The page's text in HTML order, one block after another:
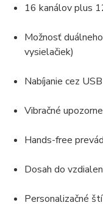
16 kanálov plus
Možnosť
vysielačiek)
Nabíjanie cez
Vibračné
Hands-free
Dosah do
Personalizačné